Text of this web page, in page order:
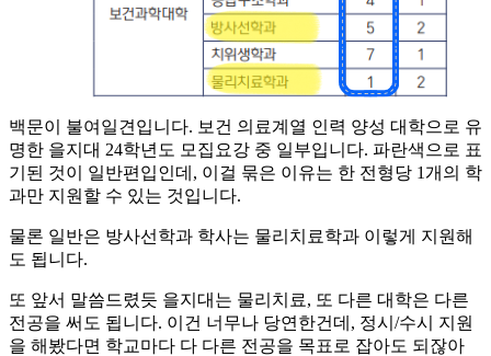
백문이 불여일견입니다. 보건 의료계열 인력 양성 대학으로 유
명한 을지대 24학년도 모집요강 중 일부입니다. 파란색으로 표
기된 것이 일반편입인데, 이걸 묶은 이유는 한 전형당 1개의 학
과만 지원할 수 있는 것입니다.
​물론 일반은 방사선학과 학사는 물리치료학과 이렇게 지원해
도 됩니다.
​또 앞서 말씀드렸듯 을지대는 물리치료, 또 다른 대학은 다른
전공을 써도 됩니다. 이건 너무나 당연한건데, 정시/수시 지원
을 해봤다면 학교마다 다 다른 전공을 목표로 잡아도 되잖아